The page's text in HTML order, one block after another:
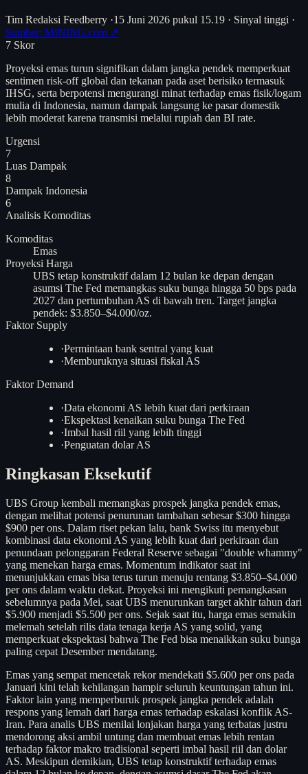
Tim Redaksi Feedberry ·15 Juni 2026 pukul 15.19 · Sinyal tinggi ·
Sumber: MINING.com ↗
7 Skor
Proyeksi emas turun signifikan dalam jangka pendek memperkuat
sentimen risk-off global dan tekanan pada aset berisiko termasuk
IHSG, serta berpotensi mengurangi minat terhadap emas fisik/logam
mulia di Indonesia, namun dampak langsung ke pasar domestik
lebih moderat karena transmisi melalui rupiah dan BI rate.
Urgensi
7
Luas Dampak
8
Dampak Indonesia
6
Analisis Komoditas
Komoditas
Emas
Proyeksi Harga
UBS tetap konstruktif dalam 12 bulan ke depan dengan
asumsi The Fed memangkas suku bunga hingga 50 bps pada
2027 dan pertumbuhan AS di bawah tren. Target jangka
pendek: $3.850–$4.000/oz.
Faktor Supply
·Permintaan bank sentral yang kuat
·Memburuknya situasi fiskal AS
Faktor Demand
·Data ekonomi AS lebih kuat dari perkiraan
·Ekspektasi kenaikan suku bunga The Fed
·Imbal hasil riil yang lebih tinggi
·Penguatan dolar AS
Ringkasan Eksekutif
UBS Group kembali memangkas prospek jangka pendek emas,
dengan melihat potensi penurunan tambahan sebesar $300 hingga
$900 per ons. Dalam riset pekan lalu, bank Swiss itu menyebut
kombinasi data ekonomi AS yang lebih kuat dari perkiraan dan
penundaan pelonggaran Federal Reserve sebagai "double whammy"
yang menekan harga emas. Momentum indikator saat ini
menunjukkan emas bisa terus turun menuju rentang $3.850–$4.000
per ons dalam waktu dekat. Proyeksi ini mengikuti pemangkasan
sebelumnya pada Mei, saat UBS menurunkan target akhir tahun dari
$5.900 menjadi $5.500 per ons. Sejak saat itu, harga emas semakin
melemah setelah rilis data tenaga kerja AS yang solid, yang
memperkuat ekspektasi bahwa The Fed bisa menaikkan suku bunga
paling cepat Desember mendatang.
Emas yang sempat mencetak rekor mendekati $5.600 per ons pada
Januari kini telah kehilangan hampir seluruh keuntungan tahun ini.
Faktor lain yang memperburuk prospek jangka pendek adalah
respons yang lemah dari harga emas terhadap eskalasi konflik AS-
Iran. Para analis UBS menilai lonjakan harga yang terbatas justru
mendorong aksi ambil untung dan membuat emas lebih rentan
terhadap faktor makro tradisional seperti imbal hasil riil dan dolar
AS. Meskipun demikian, UBS tetap konstruktif terhadap emas